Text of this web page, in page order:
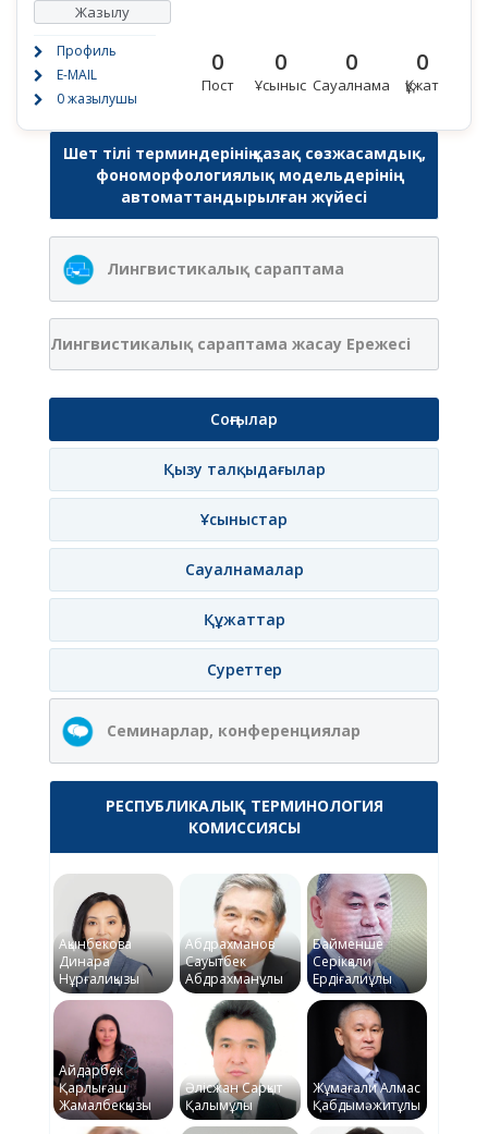
Жазылу
Профиль
E-MAIL
0 жазылушы
0
Пост
0
Ұсыныс
0
Сауалнама
0
Құжат
Шет тілі терминдерінің қазақ сөзжасамдық,
фономорфологиялық модельдерінің
автоматтандырылған жүйесі
Лингвистикалық сараптама
Лингвистикалық сараптама жасау Ережесі
Соңғылар
Қызу талқыдағылар
Ұсыныстар
Сауалнамалар
Құжаттар
Суреттер
Семинарлар, конференциялар
РЕСПУБЛИКАЛЫҚ ТЕРМИНОЛОГИЯ
КОМИССИЯСЫ
Ақынбекова
Динара
Нұрғалиқызы
Абдрахманов
Сауытбек
Абдрахманұлы
Байменше
Серікқали
Ердіғалиұлы
Айдарбек
Қарлығаш
Жамалбекқызы
Әлісжан Сарқыт
Қалымұлы
Жұмағали Алмас
Қабдымәжитұлы